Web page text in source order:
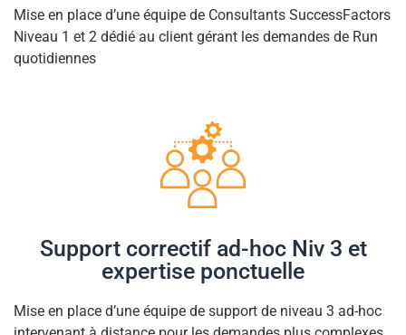
Mise en place d’une équipe de Consultants SuccessFactors
Niveau 1 et 2 dédié au client gérant les demandes de Run
quotidiennes
Support correctif ad-hoc Niv 3 et
expertise ponctuelle
Mise en place d’une équipe de support de niveau 3 ad-hoc